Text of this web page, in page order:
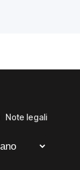
Note legali